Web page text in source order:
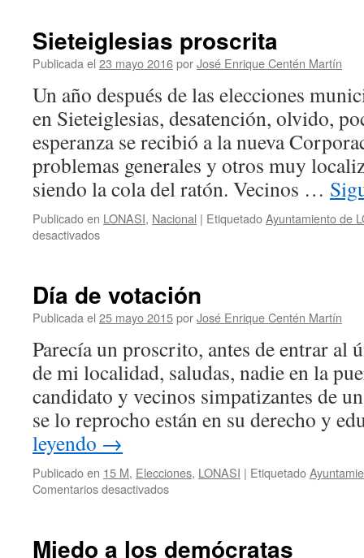
mío
Sieteiglesias proscrita
Publicada el 23 mayo 2016porJosé Enrique Centén Martín
Un año después de las elecciones
en Sieteiglesias, desatención, olvido,
esperanza se recibió a la nueva
problemas generales y otros muy
siendo la cola del ratón. Vecinos …
Publicado en LONASI, Nacional | EtiquetadoAyuntamiento de
desactivadosen
Día de votación
Publicada el 25 mayo 2015porJosé Enrique Centén Martín
Parecía un proscrito, antes de entrar al
de mi localidad, saludas, nadie en la
candidato y vecinos simpatizantes de
se lo reprocho están en su derecho y
leyendo →
Publicado en 15 M, Elecciones, LONASI | Etiquetado
Comentarios desactivadosen
Miedo a los demócratas